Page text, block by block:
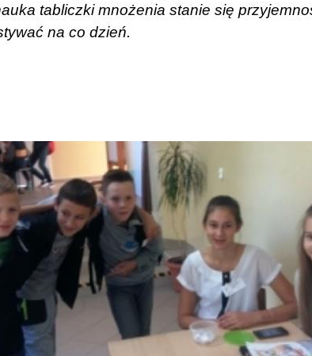
tabliczki mnożenia stanie się
na co dzień.